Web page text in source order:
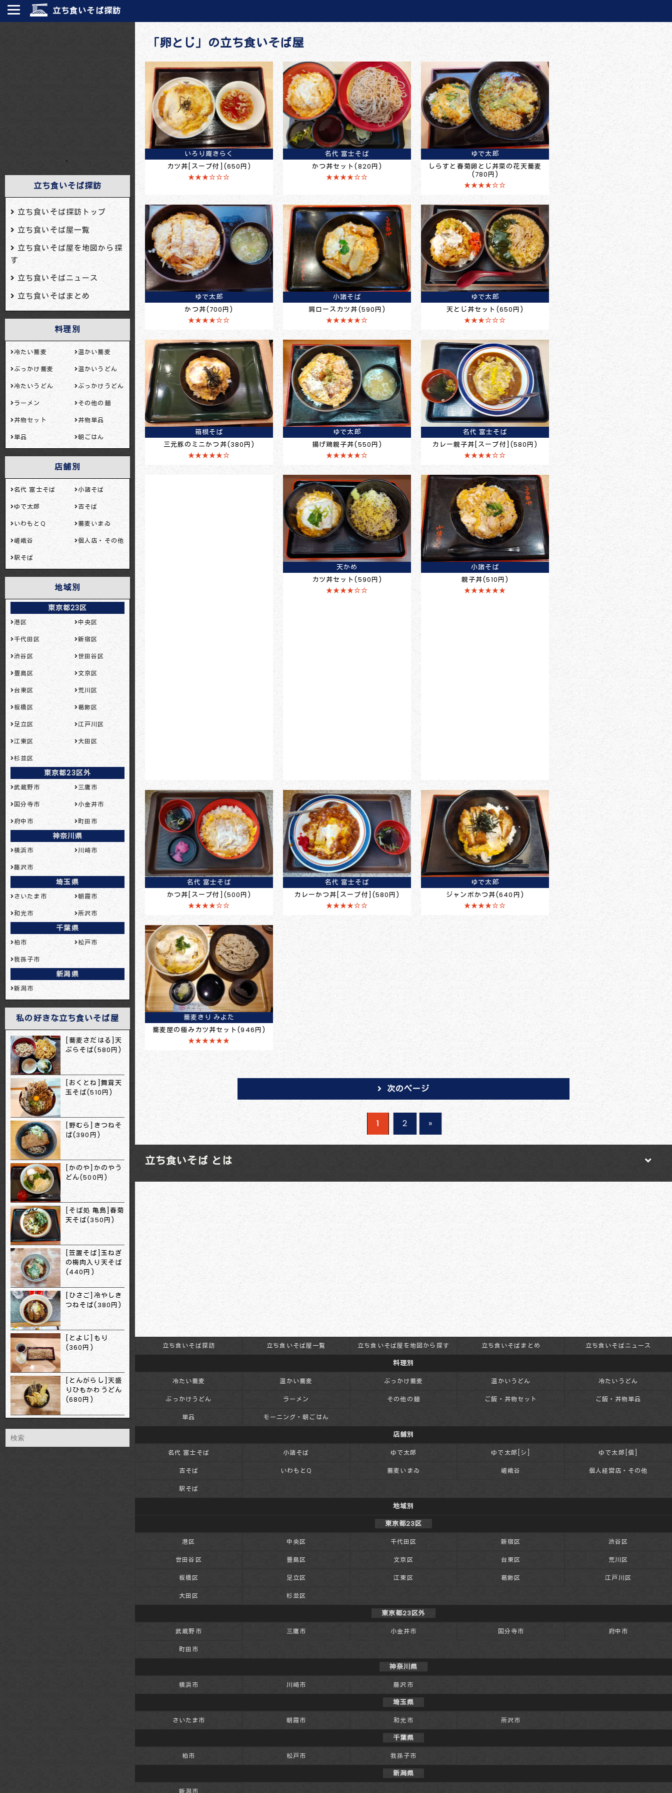
立ち食いそば探訪
・
立ち食いそば探訪
立ち食いそば探訪トップ
立ち食いそば屋一覧
立ち食いそば屋を地図から探
す
立ち食いそばニュース
立ち食いそばまとめ
料理別
冷たい蕎麦
温かい蕎麦
ぶっかけ蕎麦
温かいうどん
冷たいうどん
ぶっかけうどん
ラーメン
その他の麺
丼物セット
丼物単品
単品
朝ごはん
店舗別
名代 富士そば
小諸そば
ゆで太郎
吉そば
いわもとQ
蕎麦いまゐ
嵯峨谷
個人店・その他
駅そば
地域別
東京都23区
港区
中央区
千代田区
新宿区
渋谷区
世田谷区
豊島区
文京区
台東区
荒川区
板橋区
葛飾区
足立区
江戸川区
江東区
大田区
杉並区
東京都23区外
武蔵野市
三鷹市
国分寺市
小金井市
府中市
町田市
神奈川県
横浜市
川崎市
藤沢市
埼玉県
さいたま市
朝霞市
和光市
所沢市
千葉県
柏市
松戸市
我孫子市
新潟県
新潟市
私の好きな立ち食いそば屋
[蕎麦さだはる]天
ぷらそば(580円)
[おくとね]舞茸天
玉そば(510円)
[野むら]きつねそ
ば(390円)
[かのや]かのやう
どん(500円)
[そば処 亀島]春菊
天そば(350円)
[笠置そば]玉ねぎ
の梅肉入り天そば
(440円)
[ひさご]冷やしき
つねそば(380円)
[とよじ]もり
(360円)
[とんがらし]天盛
りひもかわうどん
(680円)
「卵とじ」の立ち食いそば屋
いろり庵きらく
カツ丼[スープ付](650円)
★★★☆☆☆
名代 富士そば
かつ丼セット(820円)
★★★★☆☆
ゆで太郎
しらすと春菊卵とじ丼菜の花天蕎麦
(780円)
★★★★☆☆
ゆで太郎
かつ丼(700円)
★★★★☆☆
小諸そば
肩ロースカツ丼(590円)
★★★★★☆
ゆで太郎
天とじ丼セット(650円)
★★★☆☆☆
箱根そば
三元豚のミニかつ丼(380円)
★★★★★☆
ゆで太郎
揚げ鶏親子丼(550円)
★★★★★☆
名代 富士そば
カレー親子丼[スープ付](580円)
★★★★☆☆
天かめ
カツ丼セット(590円)
★★★★☆☆
小諸そば
親子丼(510円)
★★★★★★
名代 富士そば
かつ丼[スープ付](500円)
★★★★☆☆
名代 富士そば
カレーかつ丼[スープ付](580円)
★★★★☆☆
ゆで太郎
ジャンボかつ丼(640円)
★★★★☆☆
蕎麦きり みよた
蕎麦屋の極みカツ丼セット(946円)
★★★★★★
次のページ
1 2 »
立ち食いそば とは
立ち食いそば探訪 立ち食いそば屋一覧 立ち食いそば屋を地図から探す 立ち食いそばまとめ 立ち食いそばニュース
料理別
冷たい蕎麦 温かい蕎麦 ぶっかけ蕎麦 温かいうどん 冷たいうどん
ぶっかけうどん ラーメン その他の麺 ご飯・丼物セット ご飯・丼物単品
単品 モーニング・朝ごはん
店舗別
名代 富士そば 小諸そば ゆで太郎 ゆで太郎[シ] ゆで太郎[信]
吉そば いわもとQ 蕎麦いまゐ 嵯峨谷 個人経営店・その他
駅そば
地域別
東京都23区
港区 中央区 千代田区 新宿区 渋谷区
世田谷区 豊島区 文京区 台東区 荒川区
板橋区 足立区 江東区 葛飾区 江戸川区
大田区 杉並区
東京都23区外
武蔵野市 三鷹市 小金井市 国分寺市 府中市
町田市
神奈川県
横浜市 川崎市 藤沢市
埼玉県
さいたま市 朝霞市 和光市 所沢市
千葉県
柏市 松戸市 我孫子市
新潟県
新潟市